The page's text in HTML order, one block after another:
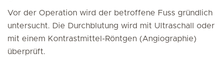
Vor der Operation wird der betroffene Fuss gründlich
untersucht. Die Durchblutung wird mit Ultraschall oder
mit einem Kontrastmittel-Röntgen (Angiographie)
überprüft.